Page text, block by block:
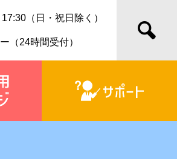
（日・祝日除く）
（24時間受付）